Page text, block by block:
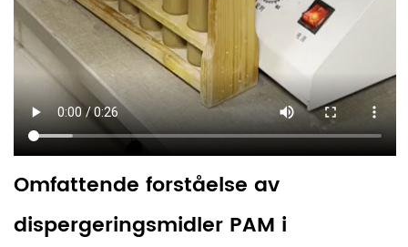
Omfattende forståelse av
dispergeringsmidler PAM i